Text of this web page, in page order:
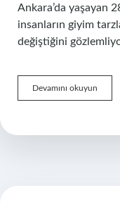
Ankara’da yaşayan
insanların giyim
değiştiğini
Devamını okuyun
kadını
?